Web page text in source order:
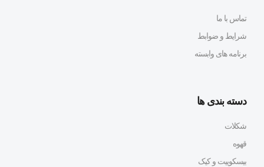
تماس با ما
شرایط و ضوابط
برنامه های وابسته
دسته بندی ها
شکلات
قهوه
بیسکوییت و کیک